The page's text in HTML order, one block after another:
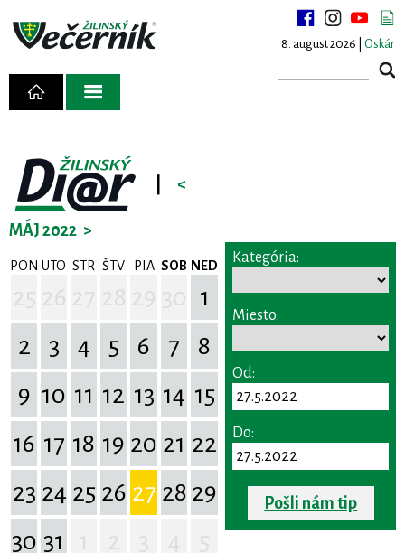
8. august 2026 | Oskár
<
MÁJ 2022 >
PON UTO STR ŠTV PIA SOB NED
1
2
3 4 5 6 7
8
9 10 11 12 13 14 15
16 17 18 19 20 21 22
23 24 25 26 27 28 29
30 31
Kategória:
Miesto:
Od:
Do:
Pošli nám tip